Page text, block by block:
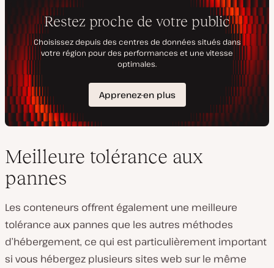
Meilleure tolérance aux
pannes
Les conteneurs offrent également une meilleure
tolérance aux pannes que les autres méthodes
d’hébergement, ce qui est particulièrement important
si vous hébergez plusieurs sites web sur le même